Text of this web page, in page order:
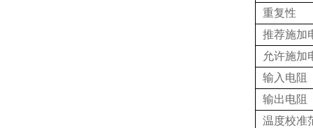
重复性
推荐施加
允许施加
输入电阻
输出电阻
温度校准